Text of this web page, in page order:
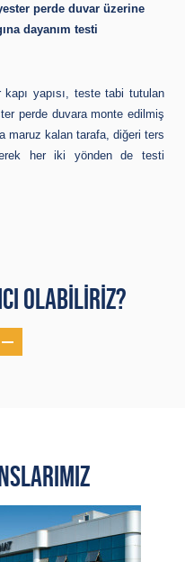
perde duvar üzerine
dayanım testi
yapısı, teste tabi tutulan
perde duvara monte edilmiş
maruz kalan tarafa, diğeri ters
her iki yönden de testi
OLABILIRIZ?